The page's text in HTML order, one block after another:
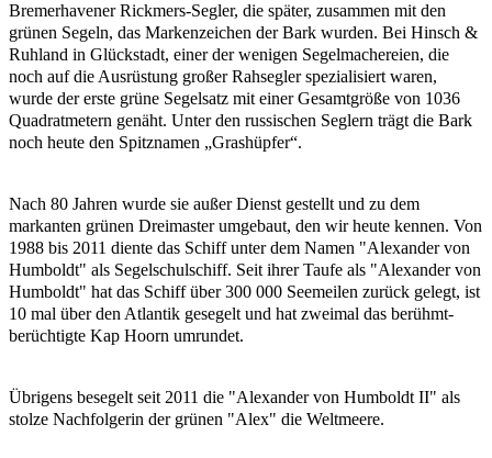
Bremerhavener Rickmers-Segler, die später, zusammen mit den
grünen Segeln, das Markenzeichen der Bark wurden. Bei Hinsch &
Ruhland in Glückstadt, einer der wenigen Segelmachereien, die
noch auf die Ausrüstung großer Rahsegler spezialisiert waren,
wurde der erste grüne Segelsatz mit einer Gesamtgröße von 1036
Quadratmetern genäht. Unter den russischen Seglern trägt die Bark
noch heute den Spitznamen „Grashüpfer“.
Nach 80 Jahren wurde sie außer Dienst gestellt und zu dem
markanten grünen Dreimaster umgebaut, den wir heute kennen. Von
1988 bis 2011 diente das Schiff unter dem Namen "Alexander von
Humboldt" als Segelschulschiff. Seit ihrer Taufe als "Alexander von
Humboldt" hat das Schiff über 300 000 Seemeilen zurück gelegt, ist
10 mal über den Atlantik gesegelt und hat zweimal das berühmt-
berüchtigte Kap Hoorn umrundet.
Übrigens besegelt seit 2011 die "Alexander von Humboldt II" als
stolze Nachfolgerin der grünen "Alex" die Weltmeere.